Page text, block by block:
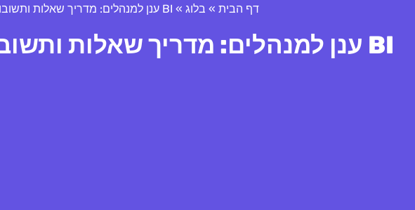
דף הבית » בלוג » BI ענן למנהלים: מדריך שאלות ותשובות חיוניות למתחילים
BI ענן למנהלים: מדריך שאלות ותשובות חיוניות למתחילים